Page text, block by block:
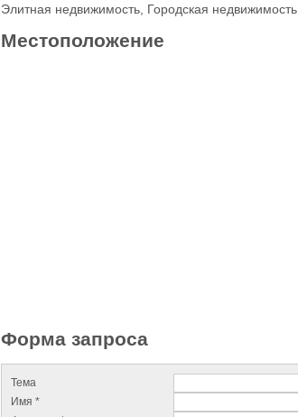
Элитная недвижимость Городская недвижимость
Местоположение
Форма запроса
Тема
Имя *